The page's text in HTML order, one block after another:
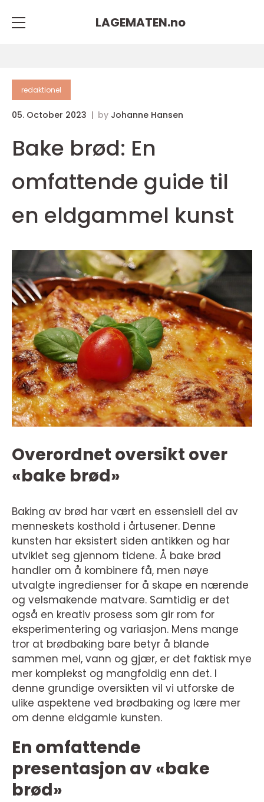
LAGEMATEN.no
redaktionel
05. October 2023 by Johanne Hansen
Bake brød: En
omfattende guide til
en eldgammel kunst
Overordnet oversikt over
«bake brød»
Baking av brød har vært en essensiell del av
menneskets kosthold i årtusener. Denne
kunsten har eksistert siden antikken og har
utviklet seg gjennom tidene. Å bake brød
handler om å kombinere få, men nøye
utvalgte ingredienser for å skape en nærende
og velsmakende matvare. Samtidig er det
også en kreativ prosess som gir rom for
eksperimentering og variasjon. Mens mange
tror at brødbaking bare betyr å blande
sammen mel, vann og gjær, er det faktisk mye
mer komplekst og mangfoldig enn det. I
denne grundige oversikten vil vi utforske de
ulike aspektene ved brødbaking og lære mer
om denne eldgamle kunsten.
En omfattende
presentasjon av «bake
brød»